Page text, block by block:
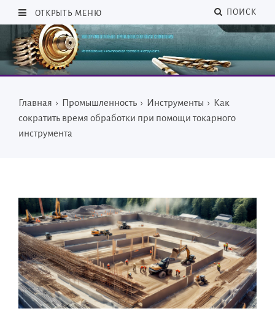
ОТКРЫТЬ МЕНЮ ПОИСК
Главная › Промышленность › Инструменты › Как
сократить время обработки при помощи токарного
инструмента